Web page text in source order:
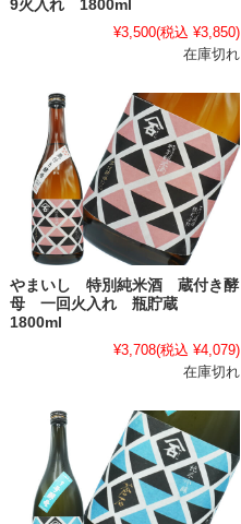
9火入れ 1800ml
¥3,500(税込 ¥3,850)
在庫切れ
やまいし 特別純米酒 蔵付き酵
母 一回火入れ 瓶貯蔵
1800ml
¥3,708(税込 ¥4,079)
在庫切れ